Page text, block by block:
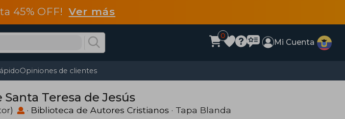
45% OFF!Ver más
0
Mi Cuenta
Opiniones de clientes
Teresa de Jesús
· Biblioteca de Autores Cristianos · Tapa Blanda